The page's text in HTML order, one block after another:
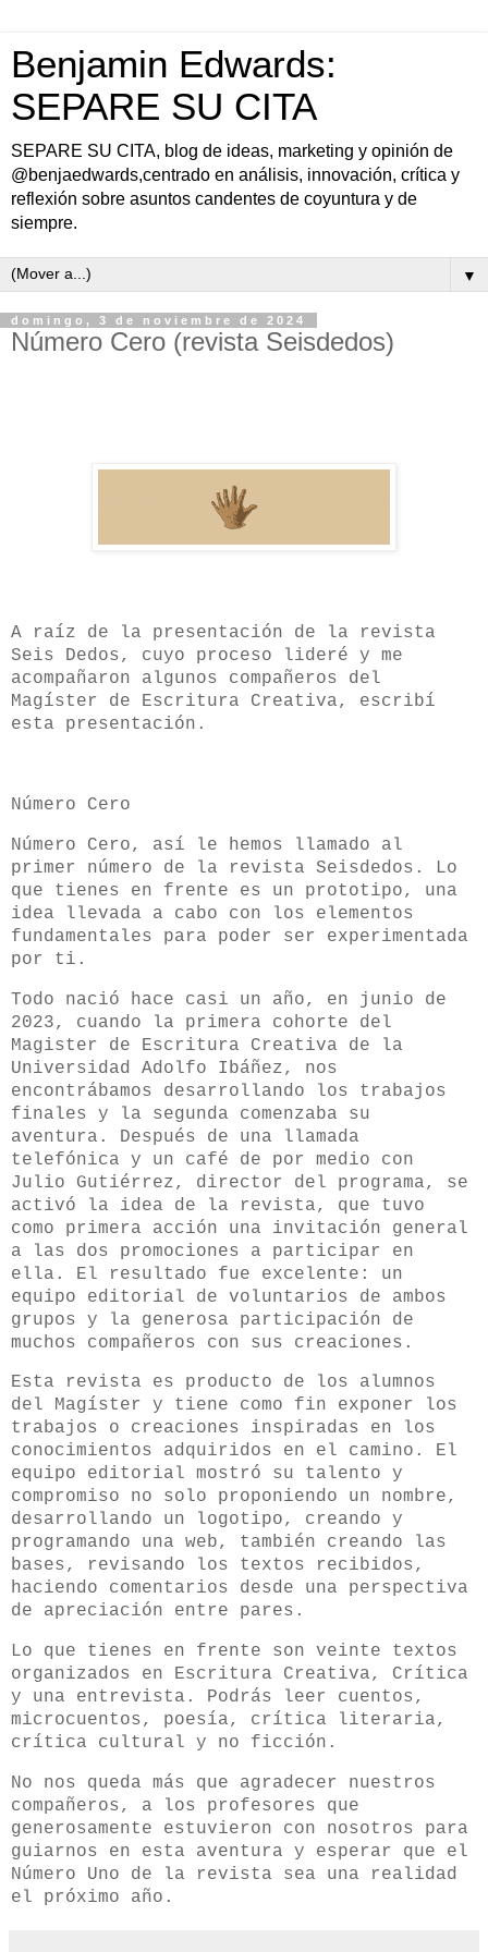
Benjamin Edwards:
SEPARE SU CITA
SEPARE SU CITA, blog de ideas, marketing y opinión de
@benjaedwards,centrado en análisis, innovación, crítica y
reflexión sobre asuntos candentes de coyuntura y de
siempre.
▼
domingo, 3 de noviembre de 2024
Número Cero (revista Seisdedos)
A raíz de la presentación de la revista
Seis Dedos, cuyo proceso lideré y me
acompañaron algunos compañeros del
Magíster de Escritura Creativa, escribí
esta presentación.
Número Cero
Número Cero, así le hemos llamado al
primer número de la revista Seisdedos. Lo
que tienes en frente es un prototipo, una
idea llevada a cabo con los elementos
fundamentales para poder ser experimentada
por ti.
Todo nació hace casi un año, en junio de
2023, cuando la primera cohorte del
Magister de Escritura Creativa de la
Universidad Adolfo Ibáñez, nos
encontrábamos desarrollando los trabajos
finales y la segunda comenzaba su
aventura. Después de una llamada
telefónica y un café de por medio con
Julio Gutiérrez, director del programa, se
activó la idea de la revista, que tuvo
como primera acción una invitación general
a las dos promociones a participar en
ella. El resultado fue excelente: un
equipo editorial de voluntarios de ambos
grupos y la generosa participación de
muchos compañeros con sus creaciones.
Esta revista es producto de los alumnos
del Magíster y tiene como fin exponer los
trabajos o creaciones inspiradas en los
conocimientos adquiridos en el camino. El
equipo editorial mostró su talento y
compromiso no solo proponiendo un nombre,
desarrollando un logotipo, creando y
programando una web, también creando las
bases, revisando los textos recibidos,
haciendo comentarios desde una perspectiva
de apreciación entre pares.
Lo que tienes en frente son veinte textos
organizados en Escritura Creativa, Crítica
y una entrevista. Podrás leer cuentos,
microcuentos, poesía, crítica literaria,
crítica cultural y no ficción.
No nos queda más que agradecer nuestros
compañeros, a los profesores que
generosamente estuvieron con nosotros para
guiarnos en esta aventura y esperar que el
Número Uno de la revista sea una realidad
el próximo año.